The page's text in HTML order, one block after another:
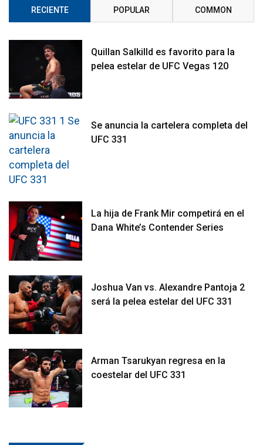
RECIENTE POPULAR COMMON
Quillan Salkilld es favorito para la
pelea estelar de UFC Vegas 120
Se anuncia la cartelera completa del
UFC 331
La hija de Frank Mir competirá en el
Dana White’s Contender Series
Joshua Van vs. Alexandre Pantoja 2
será la pelea estelar del UFC 331
Arman Tsarukyan regresa en la
coestelar del UFC 331